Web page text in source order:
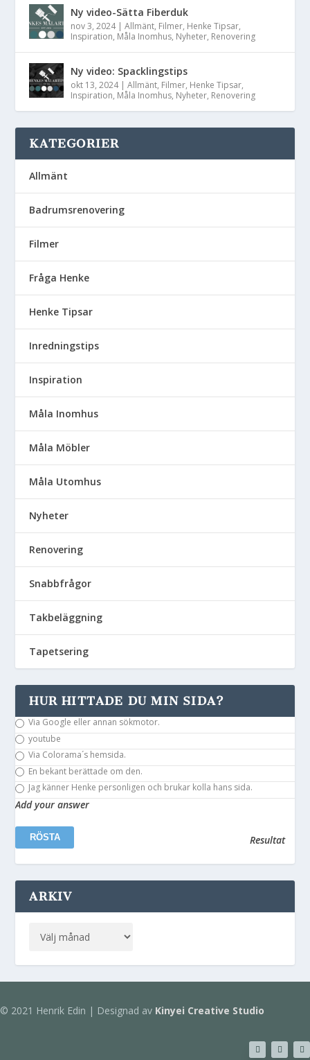
Ny video-Sätta Fiberduk
nov 3, 2024|Allmänt, Filmer, Henke Tipsar,
Inspiration, Måla Inomhus, Nyheter, Renovering
Ny video: Spacklingstips
okt 13, 2024|Allmänt, Filmer, Henke Tipsar,
Inspiration, Måla Inomhus, Nyheter, Renovering
KATEGORIER
Allmänt
Badrumsrenovering
Filmer
Fråga Henke
Henke Tipsar
Inredningstips
Inspiration
Måla Inomhus
Måla Möbler
Måla Utomhus
Nyheter
Renovering
Snabbfrågor
Takbeläggning
Tapetsering
HUR HITTADE DU MIN SIDA?
Via Google eller annan sökmotor.
youtube
Via Colorama´s hemsida.
En bekant berättade om den.
Jag känner Henke personligen och brukar kolla hans sida.
Add your answer
Resultat
ARKIV
© 2021 Henrik Edin | Designad av Kinyei Creative Studio